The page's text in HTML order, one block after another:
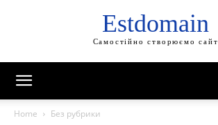
Estdomain
Самостійно створюємо сайт
Home Без рубрики